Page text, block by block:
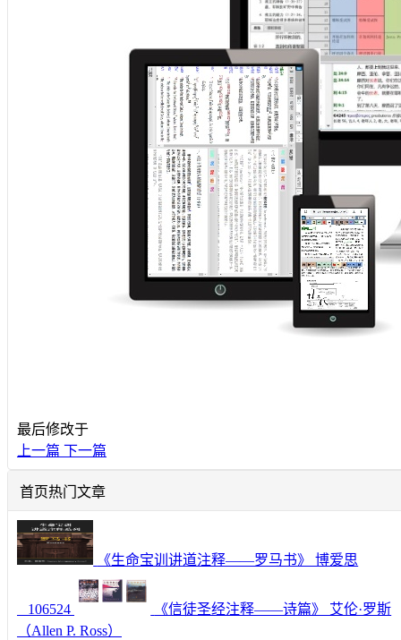
最后修改于
上一篇 下一篇
首页热门文章
《生命宝训讲道注释——罗马书》 博爱思
106524
《信徒圣经注释——诗篇》 艾伦·罗斯
（Allen P. Ross）